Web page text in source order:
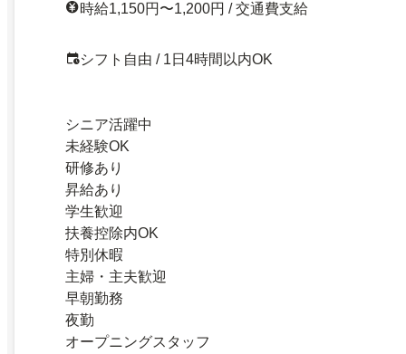
時給1,150円〜1,200円 / 交通費支給
シフト自由 / 1日4時間以内OK
シニア活躍中
未経験OK
研修あり
昇給あり
学生歓迎
扶養控除内OK
特別休暇
主婦・主夫歓迎
早朝勤務
夜勤
オープニングスタッフ